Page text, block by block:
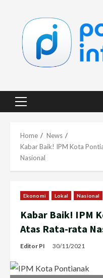
content
Primary
Home
News
Kabar Baik! IPM Kota
Nasional
Ekonomi Lokal Nasional
Kabar Baik! IPM
Atas Rata-rata
Editor PI 30/11/2021